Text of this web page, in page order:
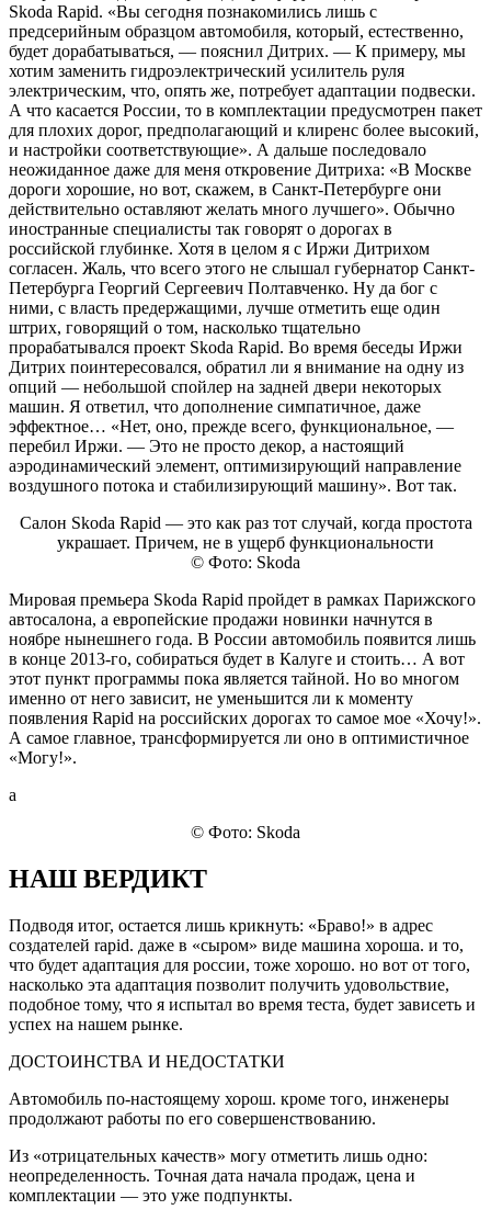
Skoda Rapid. «Вы сегодня познакомились лишь с
предсерийным образцом автомобиля, который, естественно,
будет дорабатываться, — пояснил Дитрих. — К примеру, мы
хотим заменить гидроэлектрический усилитель руля
электрическим, что, опять же, потребует адаптации подвески.
А что касается России, то в комплектации предусмотрен пакет
для плохих дорог, предполагающий и клиренс более высокий,
и настройки соответствующие». А дальше последовало
неожиданное даже для меня откровение Дитриха: «В Москве
дороги хорошие, но вот, скажем, в Санкт-Петербурге они
действительно оставляют желать много лучшего». Обычно
иностранные специалисты так говорят о дорогах в
российской глубинке. Хотя в целом я с Иржи Дитрихом
согласен. Жаль, что всего этого не слышал губернатор Санкт-
Петербурга Георгий Сергеевич Полтавченко. Ну да бог с
ними, с власть предержащими, лучше отметить еще один
штрих, говорящий о том, насколько тщательно
прорабатывался проект Skoda Rapid. Во время беседы Иржи
Дитрих поинтересовался, обратил ли я внимание на одну из
опций — небольшой спойлер на задней двери некоторых
машин. Я ответил, что дополнение симпатичное, даже
эффектное… «Нет, оно, прежде всего, функциональное, —
перебил Иржи. — Это не просто декор, а настоящий
аэродинамический элемент, оптимизирующий направление
воздушного потока и стабилизирующий машину». Вот так.
Салон Skoda Rapid — это как раз тот случай, когда простота
украшает. Причем, не в ущерб функциональности
© Фото: Skoda
Мировая премьера Skoda Rapid пройдет в рамках Парижского
автосалона, а европейские продажи новинки начнутся в
ноябре нынешнего года. В России автомобиль появится лишь
в конце 2013‑го, собираться будет в Калуге и стоить… А вот
этот пункт программы пока является тайной. Но во многом
именно от него зависит, не уменьшится ли к моменту
появления Rapid на российских дорогах то самое мое «Хочу!».
А самое главное, трансформируется ли оно в оптимистичное
«Могу!».
a
© Фото: Skoda
НАШ ВЕРДИКТ
Подводя итог, остается лишь крикнуть: «Браво!» в адрес
создателей rapid. даже в «сыром» виде машина хороша. и то,
что будет адаптация для россии, тоже хорошо. но вот от того,
насколько эта адаптация позволит получить удовольствие,
подобное тому, что я испытал во время теста, будет зависеть и
успех на нашем рынке.
ДОСТОИНСТВА И НЕДОСТАТКИ
Автомобиль по-настоящему хорош. кроме того, инженеры
продолжают работы по его совершенствованию.
Из «отрицательных качеств» могу отметить лишь одно:
неопределенность. Точная дата начала продаж, цена и
комплектации — это уже подпункты.